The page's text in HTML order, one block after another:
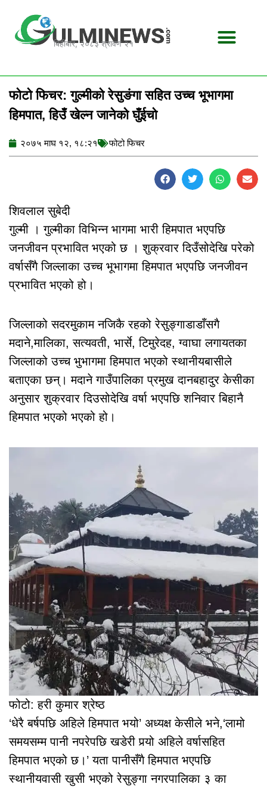
content
बिहीबार, २०८३ श्रावण २१
फोटो फिचर: गुल्मीको रेसुङंगा सहित उच्च भूभागमा
हिमपात, हिउँ खेल्न जानेको घुँईचो
२०७५ माघ १२, १८:२१ फोटो फिचर
शिवलाल सुबेदी
गुल्मी । गुल्मीका विभिन्न भागमा भारी हिमपात भएपछि
जनजीवन प्रभावित भएको छ । शुक्रवार दिउँसोदेखि परेको
वर्षासँगै जिल्लाका उच्च भूभागमा हिमपात भएपछि जनजीवन
प्रभावित भएको हो।
जिल्लाको सदरमुकाम नजिकै रहको रेसुङ्गाडाडाँसगै
मदाने,मालिका, सत्यवती, भार्से, टिमुरेदह, ग्वाघा लगायतका
जिल्लाको उच्च भुभागमा हिमपात भएको स्थानीयबासीले
बताएका छन्। मदाने गाउँपालिका प्रमुख दानबहादुर केसीका
अनुसार शुक्रवार दिउसोदेखि वर्षा भएपछि शनिवार बिहानै
हिमपात भएको भएको हो।
फोटो: हरी कुमार श्रेष्ठ
‘धेरै बर्षपछि अहिले हिमपात भयो’ अध्यक्ष केसीले भने,‘लामो
समयसम्म पानी नपरेपछि खडेरी पर्‍यो अहिले वर्षासहित
हिमपात भएको छ।’ यता पानीसँगै हिमपात भएपछि
स्थानीयवासी खुसी भएको रेसुङ्गा नगरपालिका ३ का